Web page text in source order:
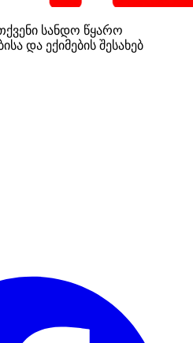
სანდო წყარო
და ექიმების შესახებ